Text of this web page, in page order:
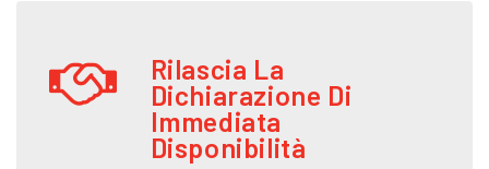
Rilascia La
Dichiarazione Di
Immediata
Disponibilità